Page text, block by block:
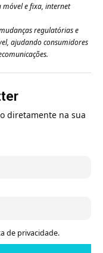
móvel e fixa, internet
regulatórias e
ajudando consumidores
diretamente na sua
de privacidade.